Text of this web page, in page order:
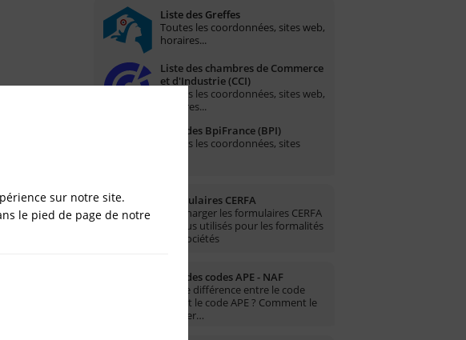
75 -
Liste des Greffes
Toutes les coordonnées, sites web,
horaires...
Liste des chambres de Commerce
et d'Industrie (CCI)
Toutes les coordonnées, sites web,
horaires...
Liste des BpiFrance (BPI)
Toutes les coordonnées, sites
Formulaires CERFA
Télécharger les formulaires CERFA
les plus utilisés pour les formalités
des sociétés
Liste des codes APE - NAF
Quelle différence entre le code
NAF et le code APE ? Comment le
trouver…
sur notre site.
le pied de page de notre